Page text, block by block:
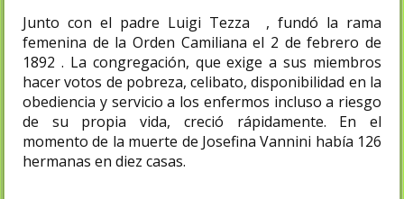
Junto con el padre Luigi Tezza , fundó la rama
femenina de la Orden Camiliana el 2 de febrero de
1892 . La congregación, que exige a sus miembros
hacer votos de pobreza, celibato, disponibilidad en la
obediencia y servicio a los enfermos incluso a riesgo
de su propia vida, creció rápidamente. En el
momento de la muerte de Josefina Vannini había 126
hermanas en diez casas.